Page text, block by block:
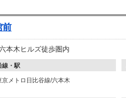
前
本木ヒルズ徒歩圏内
線・駅
京メトロ日比谷線/六本木